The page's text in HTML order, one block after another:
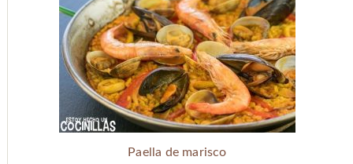
Paella de marisco